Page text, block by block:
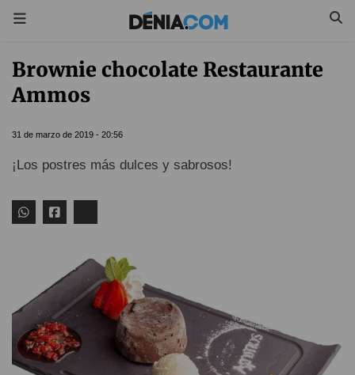
Brownie chocolate Restaurante
Ammos
31 de marzo de 2019 - 20:56
¡Los postres más dulces y sabrosos!